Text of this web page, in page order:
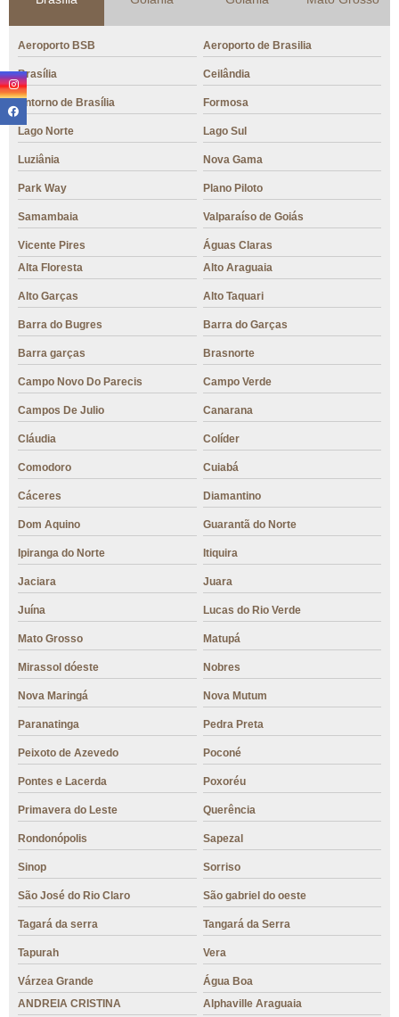
Aeroporto BSB Aeroporto de Brasilia
Brasília Ceilândia
Entorno de Brasília Formosa
Lago Norte Lago Sul
Luziânia Nova Gama
Park Way Plano Piloto
Samambaia Valparaíso de Goiás
Vicente Pires
Águas Claras
Alta Floresta
Alto Araguaia
Alto Garças Alto Taquari
Barra do Bugres Barra do Garças
Barra garças Brasnorte
Campo Novo Do Parecis Campo Verde
Campos De Julio Canarana
Cláudia Colíder
Comodoro Cuiabá
Cáceres Diamantino
Dom Aquino Guarantã do Norte
Ipiranga do Norte Itiquira
Jaciara Juara
Juína Lucas do Rio Verde
Mato Grosso Matupá
Mirassol dóeste Nobres
Nova Maringá Nova Mutum
Paranatinga Pedra Preta
Peixoto de Azevedo Poconé
Pontes e Lacerda Poxoréu
Primavera do Leste Querência
Rondonópolis Sapezal
Sinop Sorriso
São José do Rio Claro São gabriel do oeste
Tagará da serra Tangará da Serra
Tapurah Vera
Várzea Grande
Água Boa
ANDREIA CRISTINA
Alphaville Araguaia